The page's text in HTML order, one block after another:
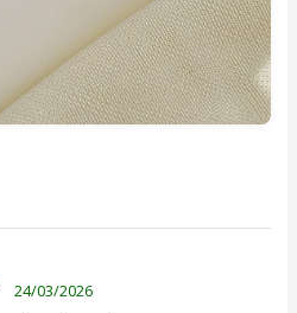
24/03/2026